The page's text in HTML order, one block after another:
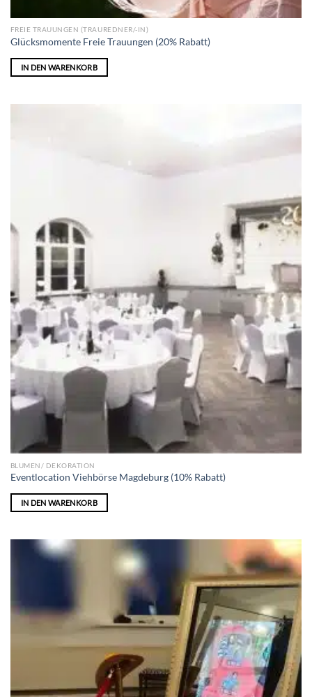
FREIE TRAUUNGEN (TRAUREDNER/-IN)
Glücksmomente Freie Trauungen (20% Rabatt)
IN DEN WARENKORB
BLUMEN/ DEKORATION
Eventlocation Viehbörse Magdeburg (10% Rabatt)
IN DEN WARENKORB